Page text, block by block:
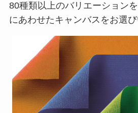
80種類以上のバリエーション
にあわせたキャンバスをお選び